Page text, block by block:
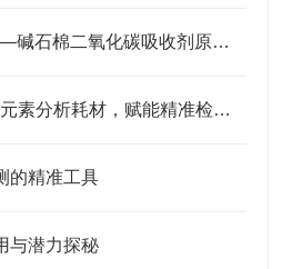
吸收剂502-174-HAZ——碱石棉二氧化碳吸收剂原理与元素分析及气体净化应用
炉试剂AR615：高纯度元素分析耗材，赋能精准检测高效推进
的精准工具
与潜力探秘